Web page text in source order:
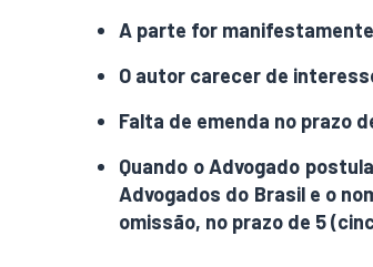
A parte for
O autor carecer de
Falta de emenda no prazo
Quando o Advogado
Advogados do Brasil e o
omissão, no prazo de 5